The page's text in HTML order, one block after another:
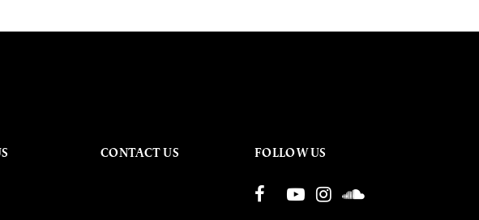
CONTACT US FOLLOW US